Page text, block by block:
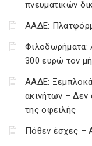
πνευματικών
ΑΑΔΕ:
Φιλοδωρήματα:
300 ευρώ τον
ΑΑΔΕ:
ακινήτων – Δεν
της οφειλής
Πόθεν έσχες –